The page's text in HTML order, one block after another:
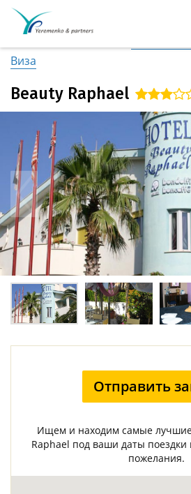
Италия
Виза
Beauty Raphael
Отправить
Ищем и находим самые
Raphael под ваши даты
пожелания.